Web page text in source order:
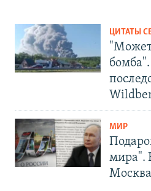
ЦИТАТЫ
"Может
МИР
мира".